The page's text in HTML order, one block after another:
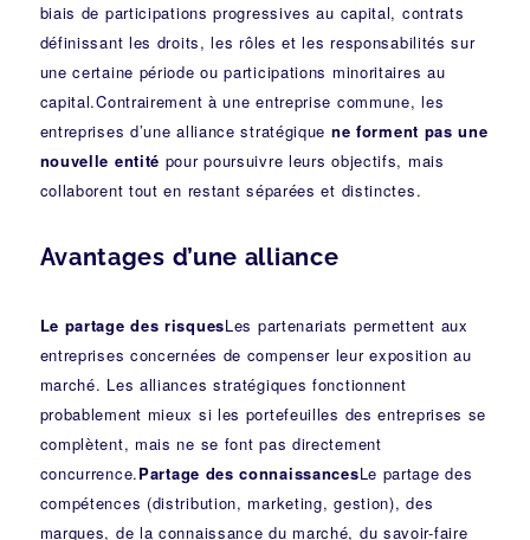
biais de participations progressives au capital, contrats
définissant les droits, les rôles et les responsabilités sur
une certaine période ou participations minoritaires au
capital.Contrairement à une entreprise commune, les
entreprises d’une alliance stratégique ne forment pas une
nouvelle entité pour poursuivre leurs objectifs, mais
collaborent tout en restant séparées et distinctes.
Avantages d’une alliance
Le partage des risquesLes partenariats permettent aux
entreprises concernées de compenser leur exposition au
marché. Les alliances stratégiques fonctionnent
probablement mieux si les portefeuilles des entreprises se
complètent, mais ne se font pas directement
concurrence.Partage des connaissancesLe partage des
compétences (distribution, marketing, gestion), des
marques, de la connaissance du marché, du savoir-faire